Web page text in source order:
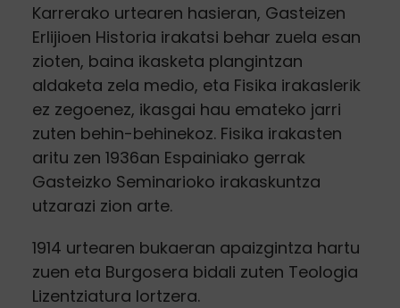
Karrerako urtearen hasieran, Gasteizen
Erlijioen Historia irakatsi behar zuela esan
zioten, baina ikasketa plangintzan
aldaketa zela medio, eta Fisika irakaslerik
ez zegoenez, ikasgai hau emateko jarri
zuten behin-behinekoz. Fisika irakasten
aritu zen 1936an Espainiako gerrak
Gasteizko Seminarioko irakaskuntza
utzarazi zion arte.
1914 urtearen bukaeran apaizgintza hartu
zuen eta Burgosera bidali zuten Teologia
Lizentziatura lortzera.